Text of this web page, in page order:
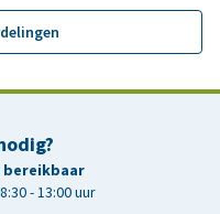
bereikbaar
- 13:00 uur